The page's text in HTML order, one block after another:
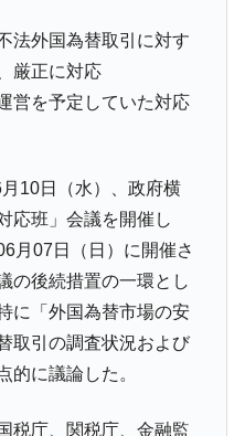
載の次世代駆逐艦
公示
ォン安が急進！ 日米の協調
る。6カ月で対前年同期比
ティールが着韓！⇒ さっそ
」「極右勢力」のプラカー
年までに18.4GW規模のAIデ
理だってば。
レバレッジETFの清算は
法外国為替取引に対す
厳正に対応
営を予定していた対応
10日（水）、政府横
応班」会議を開催し
月07日（日）に開催さ
の後続措置の一環とし
に「外国為替市場の安
取引の調査状況および
的に議論した。
税庁、関税庁、金融監